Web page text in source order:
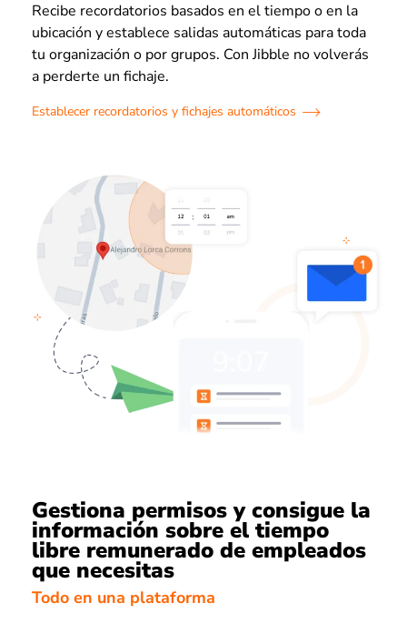
Recibe recordatorios basados en el tiempo o en la
ubicación y establece salidas automáticas para toda
tu organización o por grupos. Con Jibble no volverás
a perderte un fichaje.
Establecer recordatorios y fichajes automáticos
Gestiona permisos y consigue la
información sobre el tiempo
libre remunerado de empleados
que necesitas
Todo en una plataforma